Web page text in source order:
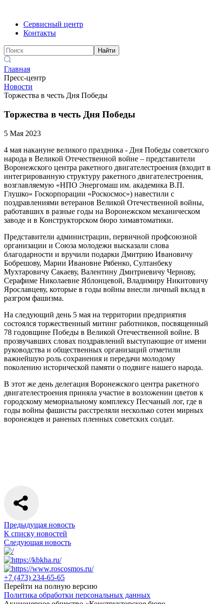
Сервисный центр
Контакты
Найти
Главная
Пресс-центр
Новости
Торжества в честь Дня Победы
Торжества в честь Дня Победы
5 Мая 2023
4 мая накануне великого праздника - Дня Победы советского
народа в Великой Отечественной войне – представители
Воронежского центра ракетного двигателестроения (входит в
интегрированную структуру ракетного двигателестроения,
возглавляемую «НПО Энергомаш им. академика В.П.
Глушко» Госкорпорации «Роскосмос») навестили с
поздравлениями ветеранов Великой Отечественной войны,
работавших в разные годы на Воронежском механическом
заводе и в Конструкторском бюро химавтоматики.
Представители администрации, первичной профсоюзной
организации и Союза молодежи высказали слова
благодарности и вручили подарки Дмитрию Ивановичу
Бобрешову, Марии Ивановне Рябенко, Султанбеку
Мухтаровичу Сакаеву, Валентину Дмитриевичу Чернову,
Серафиме Николаевне Яблонцевой, Владимиру Никитовичу
Ярославцеву, которые в годы войны внесли личный вклад в
разгром фашизма.
На следующий день 5 мая на территории предприятия
состоялся торжественный митинг работников, посвященный
78 годовщине Победы в Великой Отечественной войне. В
прозвучавших словах поздравлений выступающие от имени
руководства и общественных организаций отметили
важнейшую роль сохранения и передачи молодому
поколению исторической памяти о подвиге нашего народа.
В этот же день делегация Воронежского центра ракетного
двигателестроения приняла участие в возложении цветов к
городскому мемориальному комплексу Песчаный лог, где в
годы войны фашисты расстреляли несколько сотен мирных
воронежцев и раненых пленных советских солдат.
Предыдущая новость
К списку новостей
Следующая новость
+7 (473) 234-65-65
Перейти на полную версию
Политика обработки персональных данных